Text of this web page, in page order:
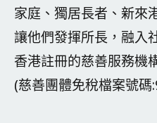
家庭、獨居長者、新來
讓他們發揮所長，融入
香港註冊的慈善服務機
(慈善團體免稅檔案號